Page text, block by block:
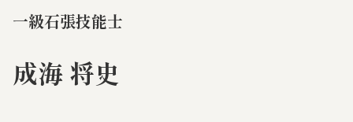
一級石張技能士
成海 将史